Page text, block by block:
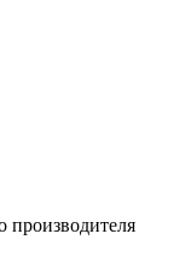
производителя